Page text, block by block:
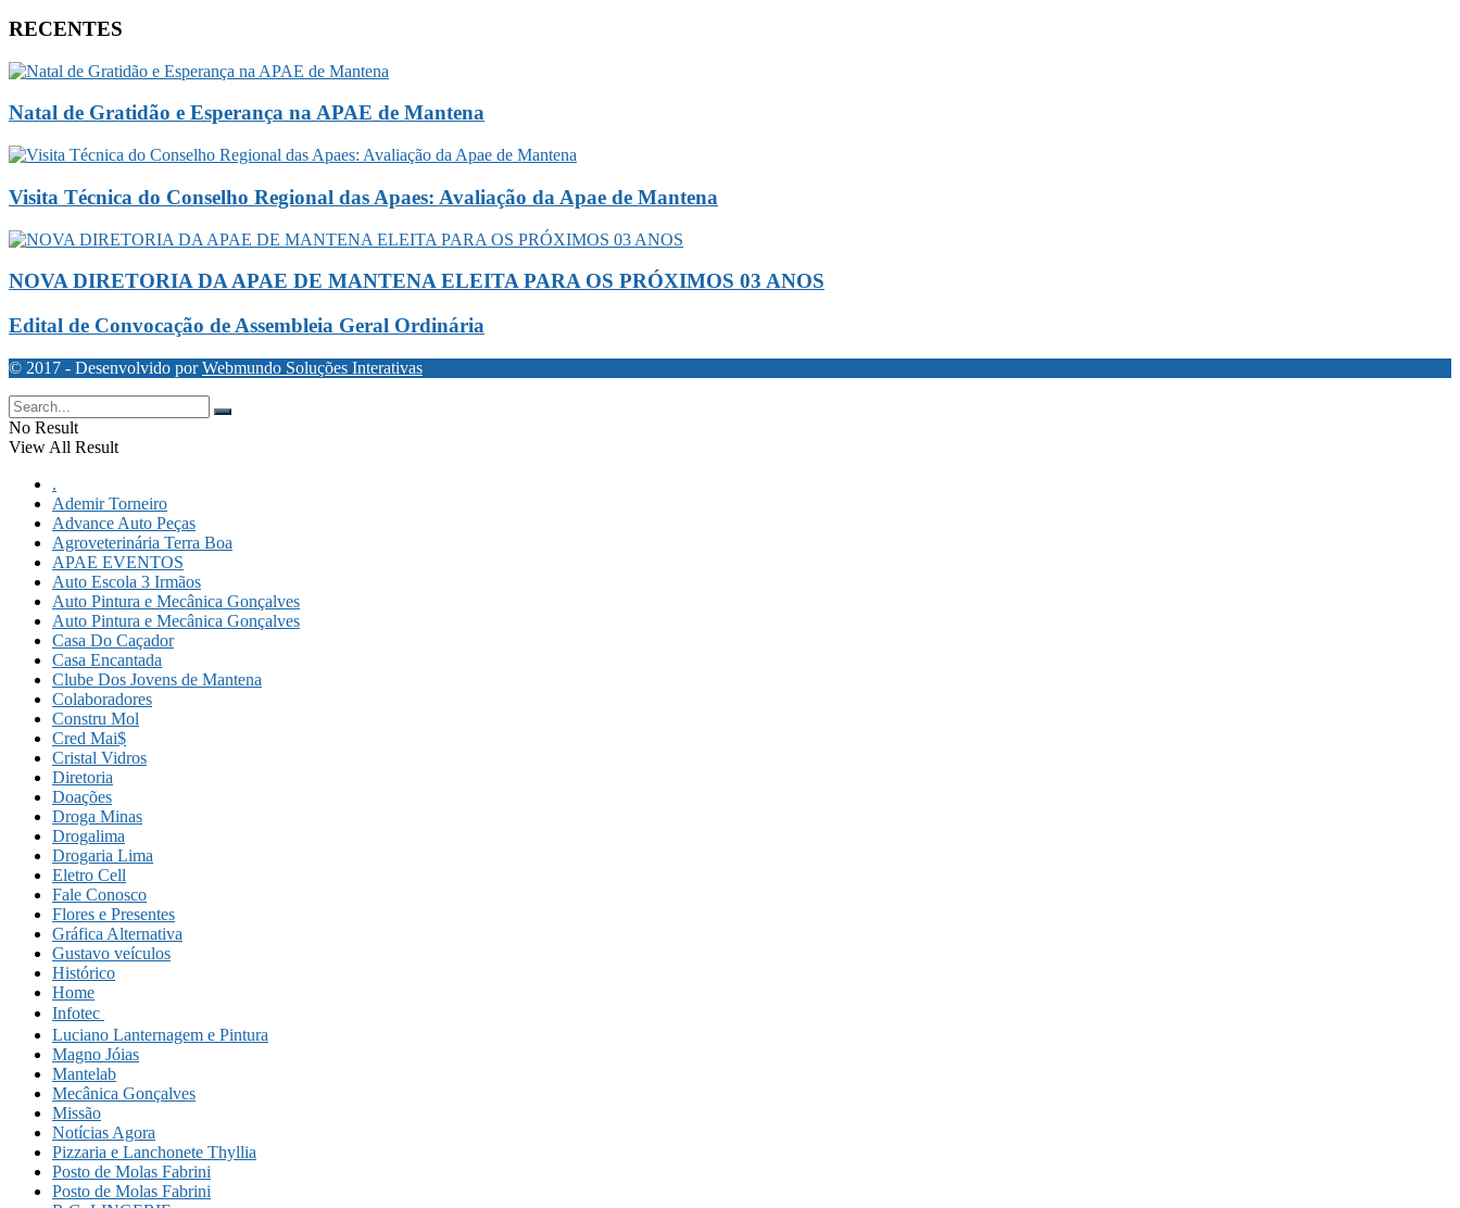
RECENTES
Natal de Gratidão e Esperança na APAE de Mantena
Visita Técnica do Conselho Regional das Apaes: Avaliação da Apae de Mantena
NOVA DIRETORIA DA APAE DE MANTENA ELEITA PARA OS PRÓXIMOS 03 ANOS
Edital de Convocação de Assembleia Geral Ordinária
© 2017 - Desenvolvido porWebmundo Soluções Interativas
No Result
View All Result
.
Ademir Torneiro
Advance Auto Peças
Agroveterinária Terra Boa
APAE EVENTOS
Auto Escola 3 Irmãos
Auto Pintura e Mecânica Gonçalves
Auto Pintura e Mecânica Gonçalves
Casa Do Caçador
Casa Encantada
Clube Dos Jovens de Mantena
Colaboradores
Constru Mol
Cred Mai$
Cristal Vidros
Diretoria
Doações
Droga Minas
Drogalima
Drogaria Lima
Eletro Cell
Fale Conosco
Flores e Presentes
Gráfica Alternativa
Gustavo veículos
Histórico
Home
Infotec
Luciano Lanternagem e Pintura
Magno Jóias
Mantelab
Mecânica Gonçalves
Missão
Notícias Agora
Pizzaria e Lanchonete Thyllia
Posto de Molas Fabrini
Posto de Molas Fabrini